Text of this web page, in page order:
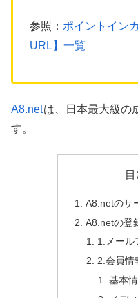
参照： ポイントイン
URL】一覧
A8.netは、日本最大級の
す。
A8.netのサ
A8.netの登
1.メール
2.会員情
基本